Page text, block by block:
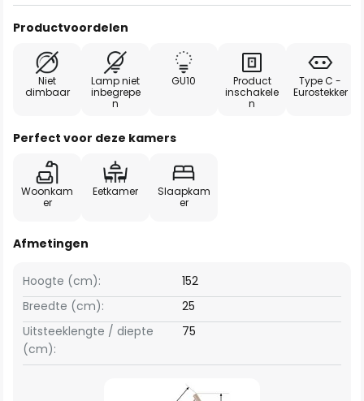
Productvoordelen
Niet
dimbaar
Lamp niet
inbegrepe
n
GU10
Product
inschakele
n
Type C -
Eurostekker
Perfect voor deze kamers
Woonkam
er
Eetkamer
Slaapkam
er
Afmetingen
Breedte (cm): 25
Hoogte (cm): 152
Uitsteeklengte / diepte
(cm):
75